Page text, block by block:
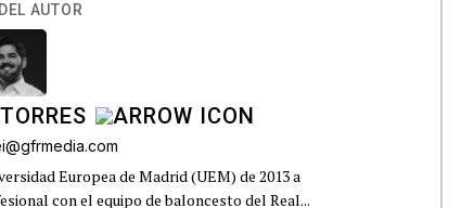
AUTOR
Europea de Madrid (UEM) de 2013 a
con el equipo de baloncesto del Real...